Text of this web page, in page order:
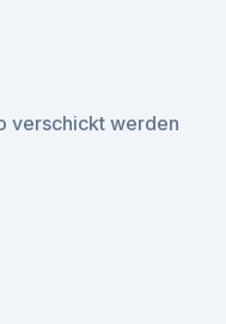
verschickt werden